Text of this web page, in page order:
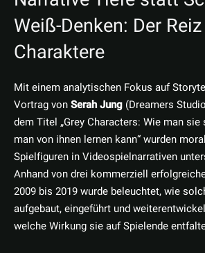
Weiß-Denken: Der
Charaktere
Mit einem analytischen Fokus auf
Vortrag vonSerah Jung (Dreamers
dem Titel „Grey Characters: Wie man
man von ihnen lernen kann“ wurden
Spielfiguren in Videospielnarrativen
Anhand von drei kommerziell
2009 bis 2019 wurde beleuchtet, wie
aufgebaut, eingeführt und
welche Wirkung sie auf Spielende